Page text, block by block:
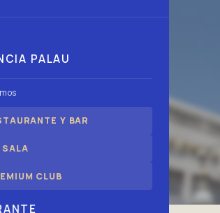
PALAU
Y BAR
SALA
CLUB